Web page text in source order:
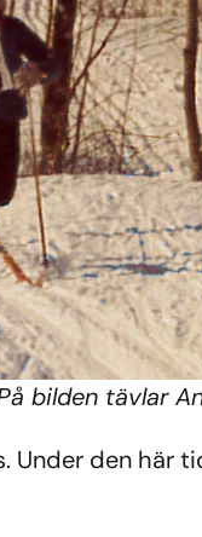
bilden tävlar
Under den